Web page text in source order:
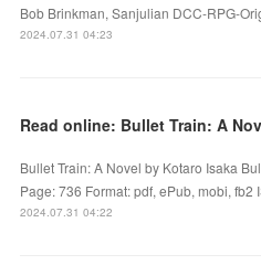
Bob Brinkman, Sanjulian DCC-RPG-
2024.07.31 04:23
Read online: Bullet Train: A
Bullet Train: A Novel by Kotaro Isaka
Page: 736 Format: pdf, ePub, mobi, fb2
2024.07.31 04:22